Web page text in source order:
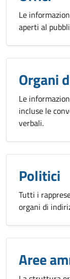
Le
aperti al
Organi
Le
incluse le
verbali.
Politici
Tutti i
organi di
Aree